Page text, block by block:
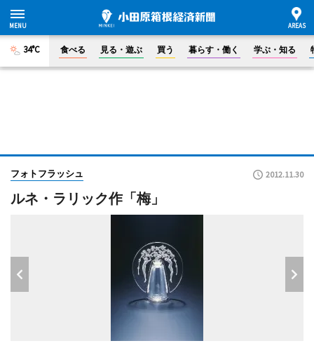
34°C 食べる 見る・遊ぶ 買う 暮らす・働く 学ぶ・知る
フォトフラッシュ 2012.11.30
ルネ・ラリック作「梅」